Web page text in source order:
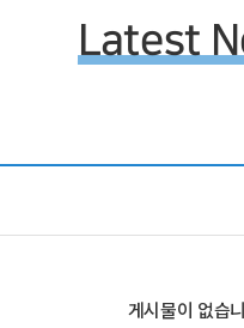
Latest
게시물이 없습